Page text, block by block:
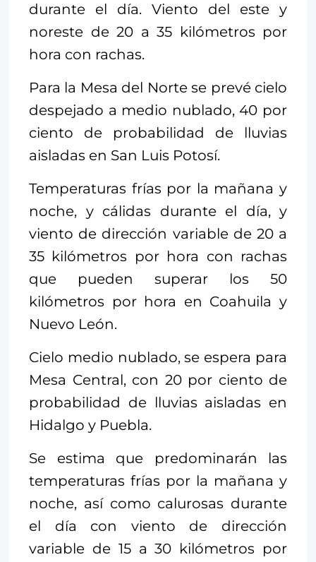
durante el día. Viento del este y
noreste de 20 a 35 kilómetros por
hora con rachas.
Para la Mesa del Norte se prevé cielo
despejado a medio nublado, 40 por
ciento de probabilidad de lluvias
aisladas en San Luis Potosí.
Temperaturas frías por la mañana y
noche, y cálidas durante el día, y
viento de dirección variable de 20 a
35 kilómetros por hora con rachas
que pueden superar los 50
kilómetros por hora en Coahuila y
Nuevo León.
Cielo medio nublado, se espera para
Mesa Central, con 20 por ciento de
probabilidad de lluvias aisladas en
Hidalgo y Puebla.
Se estima que predominarán las
temperaturas frías por la mañana y
noche, así como calurosas durante
el día con viento de dirección
variable de 15 a 30 kilómetros por